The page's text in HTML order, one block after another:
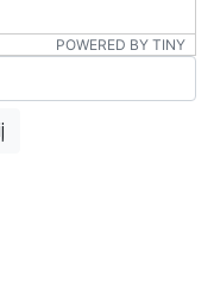
POWERED BY TINY